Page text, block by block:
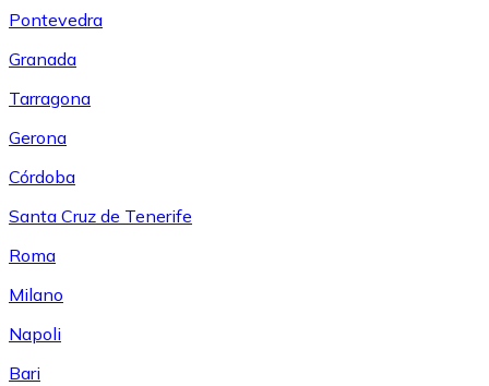
Pontevedra
Granada
Tarragona
Gerona
Córdoba
Santa Cruz de Tenerife
Roma
Milano
Napoli
Bari